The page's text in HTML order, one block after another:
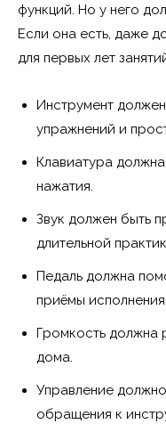
функций. Но у него
Если она есть, даже
для первых лет
Инструмент
упражнений и
Клавиатура
нажатия.
Звук должен быть
длительной
Педаль должна
приёмы исполнения.
Громкость должна
дома.
Управление
обращения к